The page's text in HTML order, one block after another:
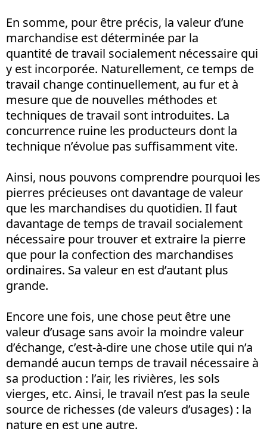
En somme, pour être précis, la valeur d’une
marchandise est déterminée par la
quantité de travail socialement nécessaire qui
y est incorporée. Naturellement, ce temps de
travail change continuellement, au fur et à
mesure que de nouvelles méthodes et
techniques de travail sont introduites. La
concurrence ruine les producteurs dont la
technique n’évolue pas suffisamment vite.
Ainsi, nous pouvons comprendre pourquoi les
pierres précieuses ont davantage de valeur
que les marchandises du quotidien. Il faut
davantage de temps de travail socialement
nécessaire pour trouver et extraire la pierre
que pour la confection des marchandises
ordinaires. Sa valeur en est d’autant plus
grande.
Encore une fois, une chose peut être une
valeur d’usage sans avoir la moindre valeur
d’échange, c’est-à-dire une chose utile qui n’a
demandé aucun temps de travail nécessaire à
sa production : l’air, les rivières, les sols
vierges, etc. Ainsi, le travail n’est pas la seule
source de richesses (de valeurs d’usages) : la
nature en est une autre.